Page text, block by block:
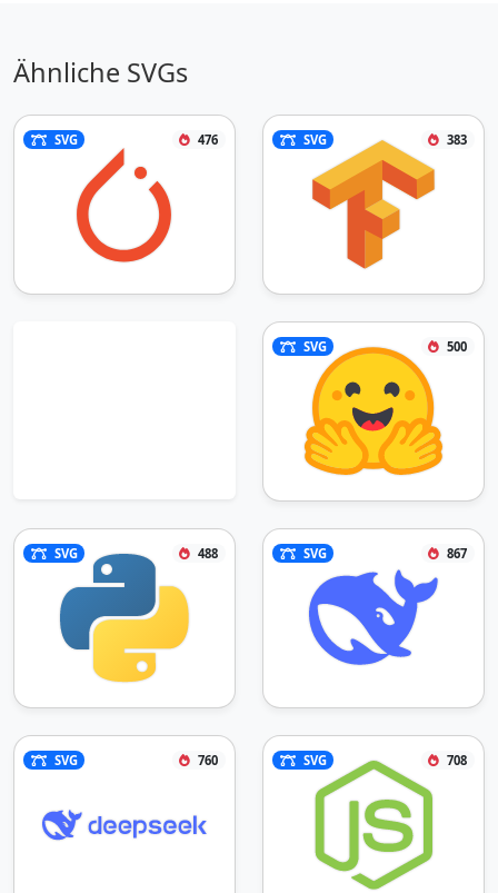
Ähnliche SVGs
SVG 476 SVG 383
SVG 500
SVG 488 SVG 867
SVG 760 SVG 708